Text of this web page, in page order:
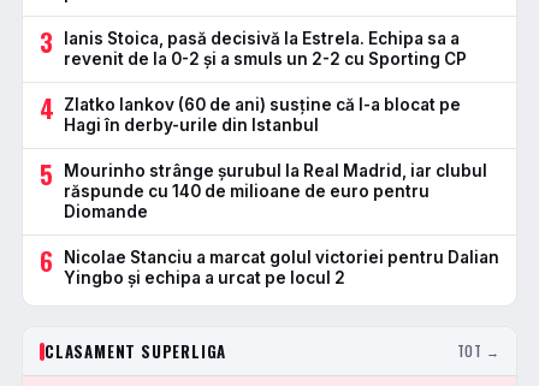
3
Ianis Stoica, pasă decisivă la Estrela. Echipa sa a
revenit de la 0-2 și a smuls un 2-2 cu Sporting CP
4
Zlatko Iankov (60 de ani) susține că l-a blocat pe
Hagi în derby-urile din Istanbul
5
Mourinho strânge șurubul la Real Madrid, iar clubul
răspunde cu 140 de milioane de euro pentru
Diomande
6
Nicolae Stanciu a marcat golul victoriei pentru Dalian
Yingbo și echipa a urcat pe locul 2
CLASAMENT SUPERLIGA TOT →